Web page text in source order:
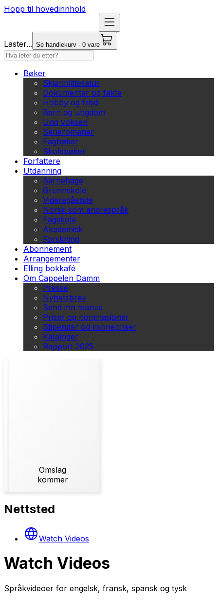
Hopp til hovedinnhold
Laster... Se handlekurv - 0 vare
Bøker
Skjønnlitteratur
Dokumentar og fakta
Hobby og fritid
Barn og ungdom
Ung voksen
Serieromaner
Fagbøker
Skolebøker
Forfattere
Utdanning
Barnehage
Grunnskole
Videregående
Norsk som andrespråk
Fagskole
Akademisk
Forskning
Abonnement
Arrangementer
Elling bokkafé
Om Cappelen Damm
Presse
Nyhetsbrev
Send inn manus
Priser og nominasjoner
Stipender og minnepriser
Kataloger
Rapport 2025
Omslag
kommer
Nettsted
Watch Videos
Watch Videos
Språkvideoer for engelsk, fransk, spansk og tysk